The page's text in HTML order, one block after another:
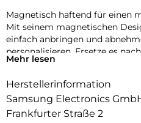
Magnetisch haftend für einen
Mit seinem magnetischen
einfach anbringen und
personalisieren. Ersetze es
deinen täglichen Bedürfnissen
Automatischer Weck- und
Dein Tablet geht sofort an,
öffnest. So kannst du im
Mehr lesen
Herstellerinformation
Samsung Electronics
Frankfurter Straße 2